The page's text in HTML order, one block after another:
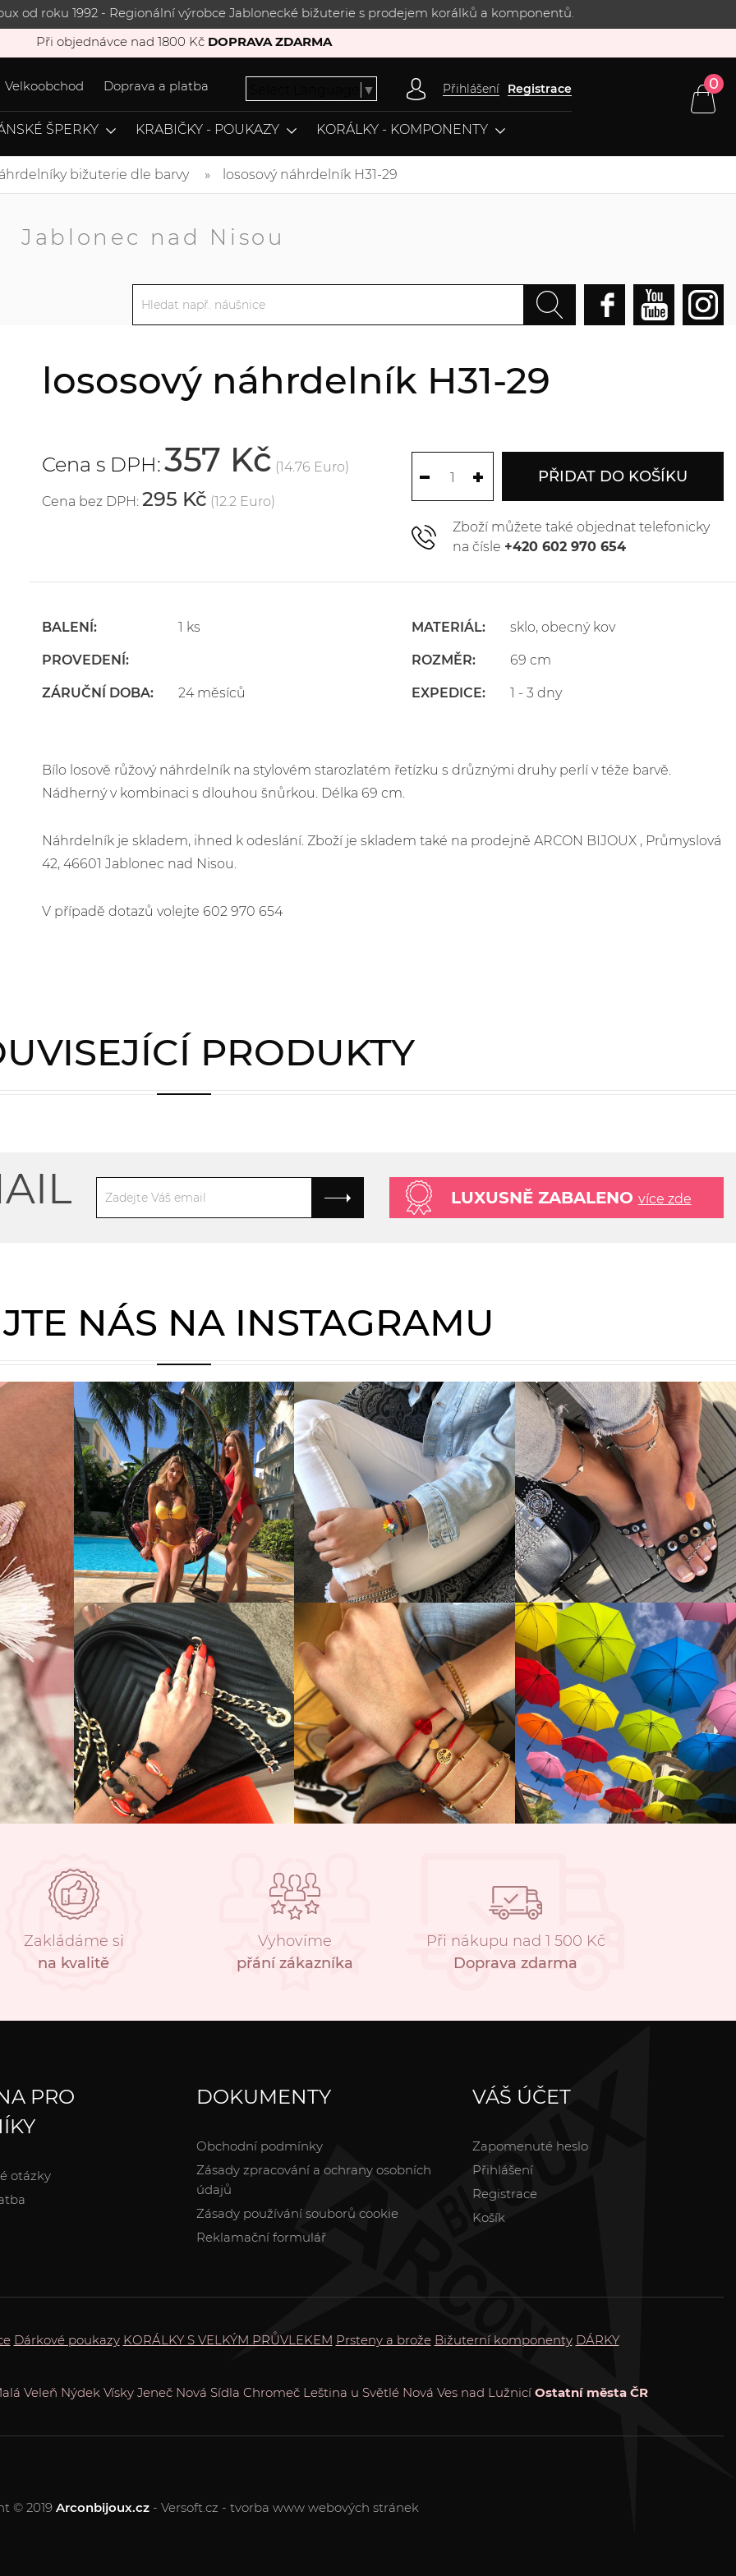
od roku 1992 - Regionální výrobce Jablonecké bižuterie s prodejem korálků a komponentů.
Při objednávce nad 1800 Kč DOPRAVA ZDARMA
Velkoobchod Doprava a platba ▼ Přihlášení Registrace 0
ŠPERKY KRABIČKY - POUKAZY KORÁLKY - KOMPONENTY
bižuterie dle barvy lososový náhrdelník H31-29
Jablonec nad Nisou
lososový náhrdelník H31-29
Cena s DPH:357 Kč (14.76 Euro)
Cena bez DPH: 295 Kč (12.2 Euro)
PŘIDAT DO KOŠÍKU
Zboží můžete také objednat telefonicky
na čísle +420 602 970 654
BALENÍ: 1 ks
PROVEDENÍ:
ZÁRUČNÍ DOBA: 24 měsíců
MATERIÁL: sklo, obecný kov
ROZMĚR: 69 cm
EXPEDICE: 1 - 3 dny
Bílo losově růžový náhrdelník na stylovém starozlatém řetízku s drůznými druhy perlí v téže barvě.
Nádherný v kombinaci s dlouhou šnůrkou. Délka 69 cm.
Náhrdelník je skladem, ihned k odeslání. Zboží je skladem také na prodejně ARCON BIJOUX , Průmyslová
42, 46601 Jablonec nad Nisou.
V případě dotazů volejte 602 970 654
PRODUKTY
LUXUSNĚ ZABALENO více zde
NÁS NA INSTAGRAMU
Zakládáme si
na kvalitě
Vyhovíme
přání zákazníka
Při nákupu nad 1 500 Kč
Doprava zdarma
PRO
otázky
DOKUMENTY
Obchodní podmínky
Zásady zpracování a ochrany osobních
údajů
Zásady používání souborů cookie
Reklamační formulář
VÁŠ ÚČET
Zapomenuté heslo
Přihlášení
Registrace
Košík
Dárkové poukazy KORÁLKY S VELKÝM PRŮVLEKEM Prsteny a brože Bižuterní komponenty DÁRKY
Veleň Nýdek Vísky Jeneč Nová Sídla Chromeč Leština u Světlé Nová Ves nad Lužnicí Ostatní města ČR
© 2019 Arconbijoux.cz - Versoft.cz - tvorba www webových stránek